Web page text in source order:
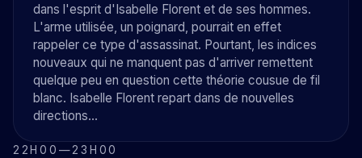
dans l'esprit d'Isabelle Florent et de ses hommes.
L'arme utilisée, un poignard, pourrait en effet
rappeler ce type d'assassinat. Pourtant, les indices
nouveaux qui ne manquent pas d'arriver remettent
quelque peu en question cette théorie cousue de fil
blanc. Isabelle Florent repart dans de nouvelles
directions...
22H00 —23H00